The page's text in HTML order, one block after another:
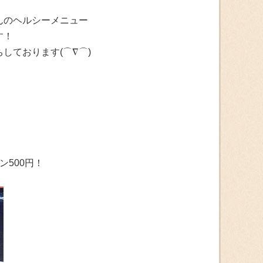
ヘルシーメニュー
しております(⌒∇⌒)
500円！